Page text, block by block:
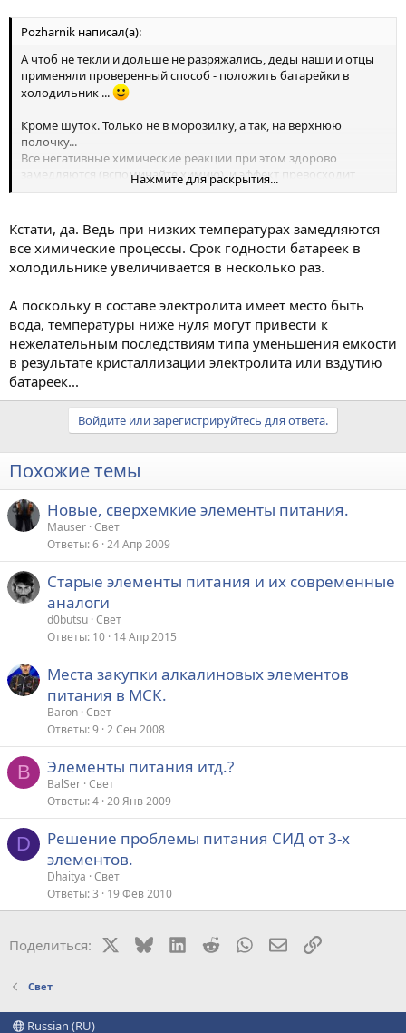
Pozharnik написал(а):
А чтоб не текли и дольше не разряжались, деды наши и отцы
применяли проверенный способ - положить батарейки в
холодильник ...
Кроме шуток. Только не в морозилку, а так, на верхнюю
полочку...
Все негативные химические реакции при этом здорово
замедляются (вспоминайте химию), и эффект превосходит
ожидания...
Нажмите для раскрытия...
Кстати, да. Ведь при низких температурах замедляются
все химические процессы. Срок годности батареек в
холодильнике увеличивается в несколько раз.
А поскольку в составе электролита имеет место быть
вода, температуры ниже нуля могут привести к
нежелательным последствиям типа уменьшения емкости
в результате кристаллизации электролита или вздутию
батареек...
Войдите или зарегистрируйтесь для ответа.
Похожие темы
Новые, сверхемкие элементы питания.
Mauser Свет
Ответы 6 24 Апр 2009
Старые элементы питания и их современные
аналоги
d0butsu Свет
Ответы 10 14 Апр 2015
Места закупки алкалиновых элементов
питания в МСК.
Baron Свет
Ответы 9 2 Сен 2008
B Элементы питания итд.?
BalSer Свет
Ответы 4 20 Янв 2009
D
Решение проблемы питания СИД от 3-х
элементов.
Dhaitya Свет
Ответы 3 19 Фев 2010
Поделиться: BlueskyLinkedIn
RedditWhatsAppЭлектронная
Ссылка
Свет
Russian (RU)